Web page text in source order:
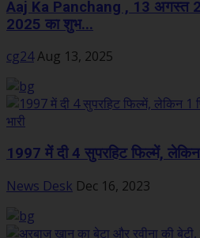
Aaj Ka Panchang , 13
2025 का शुभ...
cg24Aug 13, 2025
1997 में दी 4 सुपरहिट फिल्में,
News Desk Dec 16, 2023